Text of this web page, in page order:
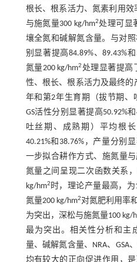
根长、根系活力、氮素利用效
与施氮量300 kg/hm2处理可显
壤全氮和碱解氮含量。与对
别显著提高84.89%、89.43%
氮量200 kg/hm2处理显著提高
性、根长、根系活力及最终
年和第2年生育期（拔节期、
GS活性分别显著提高50.92%
吐丝期、成熟期）平均根
40.21%和38.76%，产量分别
一步拟合耕作方式、施氮量
氮量之间呈现二次函数关系
kg/hm2时，理论产量最高，为
氮量200 kg/hm2对氮肥利用率
为突出，深松与施氮量100 kg/
最为突出。相关性分析和主
量、碱解氮含量、NRA、GSA
均有较大的正向促进作用，